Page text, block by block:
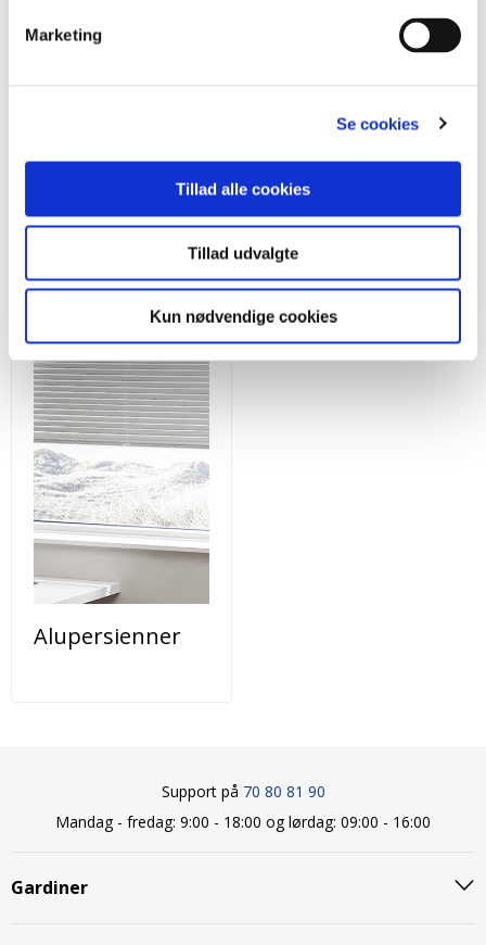
Marketing
Se cookies
Tillad alle cookies
Tillad udvalgte
Kun nødvendige cookies
Se flere gardiner
Alupersienner
Support på 70 80 81 90
Mandag - fredag: 9:00 - 18:00 og lørdag: 09:00 - 16:00
Gardiner